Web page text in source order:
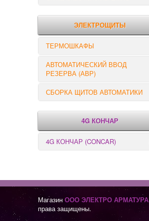
РЕЛЕ КОНТРОЛЯ
ЭЛЕКТРОЩИТЫ
ТЕРМОШКАФЫ
АВТОМАТИЧЕСКИЙ ВВОД
РЕЗЕРВА (АВР)
СБОРКА ЩИТОВ АВТОМАТИКИ
4G КОНЧАР
4G КОНЧАР (CONCAR)
Магазин ООО ЭЛЕКТРО АРМАТУРА
права защищены.